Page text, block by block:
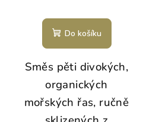
Do košíku
Směs pěti divokých,
organických
mořských řas, ručně